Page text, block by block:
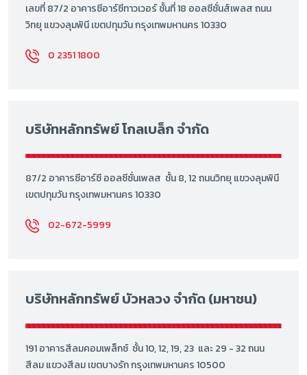
เลขที่ 87/2 อาคารซีอาร์ซีทาวเวอร์ ชั้นที่ 18 ออลซีซั่นส์เพลส ถนน
วิทยุ แขวงลุมพินี เขตปทุมวัน กรุงเทพมหานคร 10330
0 2351 1800
บริษัทหลักทรัพย์ โกลเบล็ก จำกัด
87/2 อาคารซีอาร์ซี ออลซีซั่นเพลส ชั้น 8, 12 ถนนวิทยุ แขวงลุมพินี
เขตปทุมวัน กรุงเทพมหานคร 10330
02-672-5999
บริษัทหลักทรัพย์ บัวหลวง จำกัด (มหาชน)
191 อาคารสีลมคอมเพล็กซ์ ชั้น 10, 12, 19, 23 และ 29 - 32 ถนน
สีลม แขวงสีลม เขตบางรัก กรุงเทพมหานคร 10500